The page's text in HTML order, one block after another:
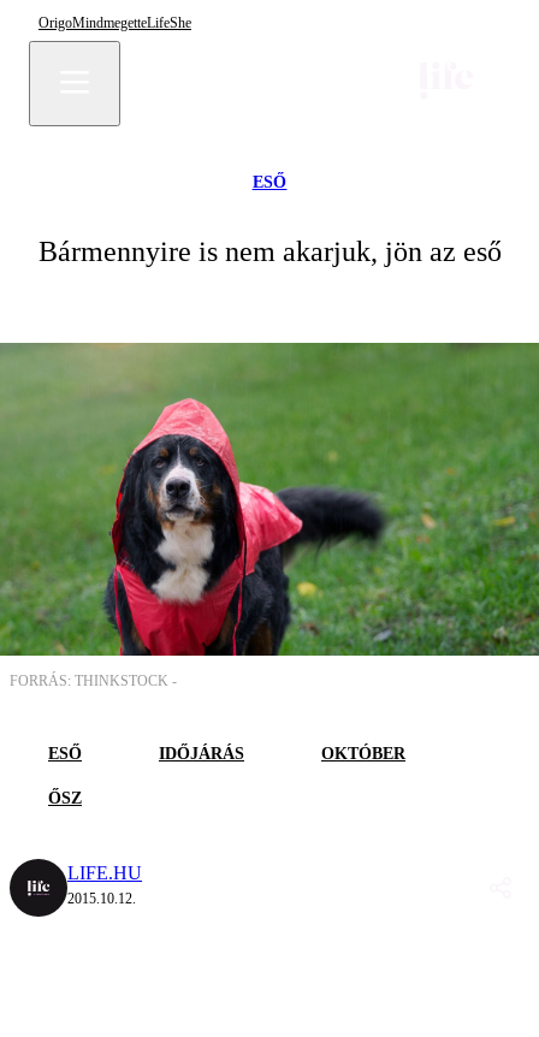
OrigoMindmegetteLifeShe
ESŐ
Bármennyire is nem akarjuk, jön az eső
FORRÁS: THINKSTOCK -
ESŐ IDŐJÁRÁS OKTÓBER
ŐSZ
LIFE.HU
2015.10.12.